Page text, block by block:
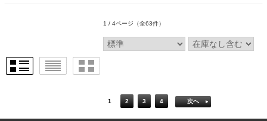
1 / 4ページ （全63件）
1 2 3 4 次へ